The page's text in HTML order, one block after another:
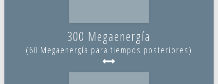
300 Megaenergía
(60 Megaenergía para tiempos posteriores)